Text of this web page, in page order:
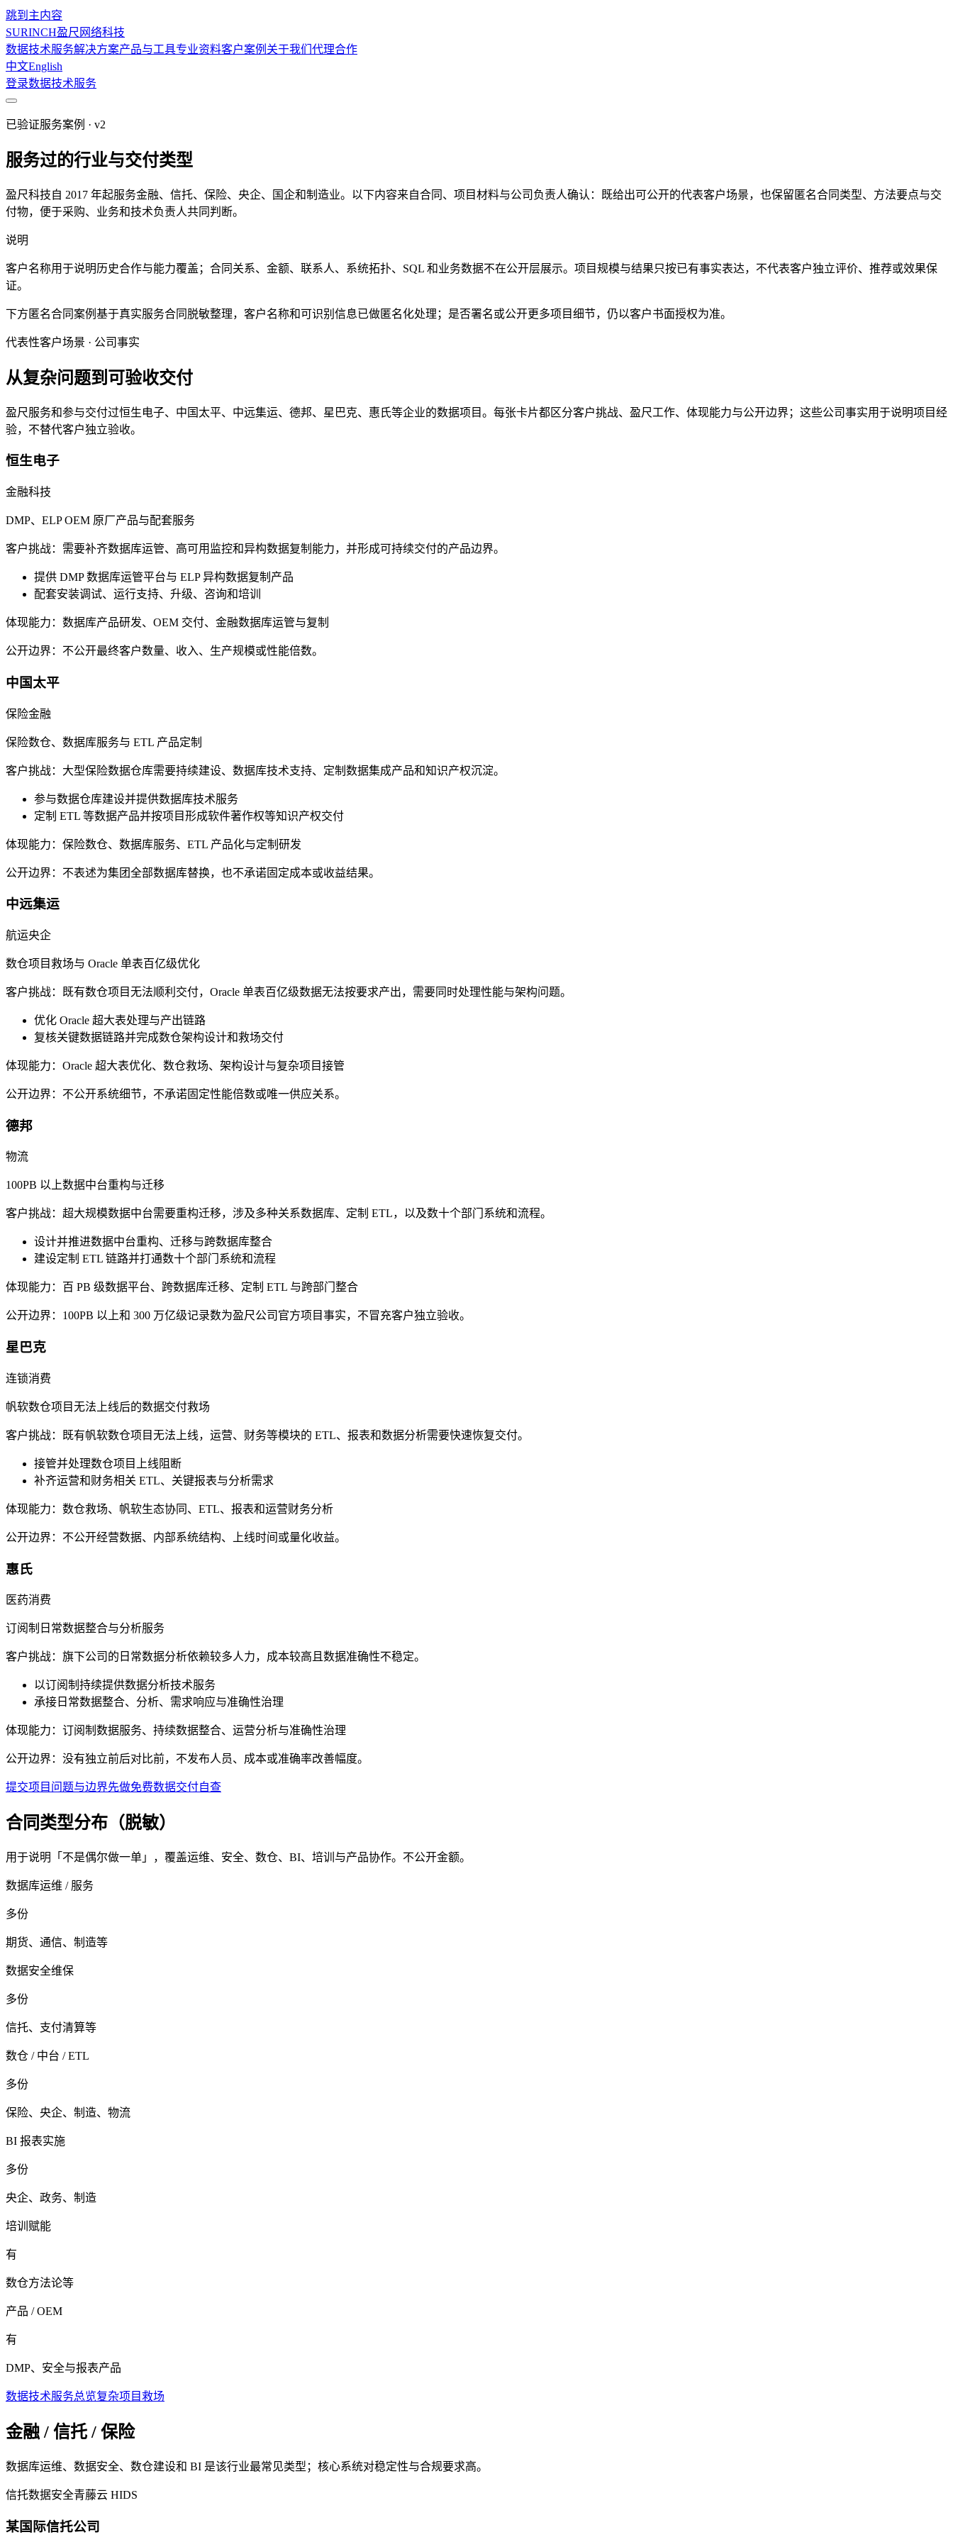
跳到主内容
SURINCH盈尺网络科技
数据技术服务解决方案产品与工具专业资料客户案例 关于我们 代理合作
中文English
登录数据技术服务
已验证服务案例 · v2
服务过的行业与交付类型
盈尺科技自 2017 年起服务金融、信托、保险、央企、国企和制造业。以下内容来自合同、项目材料与公司负责人确认：既给出可公开的代表客户场景，也保留匿名合同类型、方法要点与交
付物，便于采购、业务和技术负责人共同判断。
说明
客户名称用于说明历史合作与能力覆盖；合同关系、金额、联系人、系统拓扑、SQL 和业务数据不在公开层展示。项目规模与结果只按已有事实表达，不代表客户独立评价、推荐或效果保
证。
下方匿名合同案例基于真实服务合同脱敏整理，客户名称和可识别信息已做匿名化处理；是否署名或公开更多项目细节，仍以客户书面授权为准。
代表性客户场景 · 公司事实
从复杂问题到可验收交付
盈尺服务和参与交付过恒生电子、中国太平、中远集运、德邦、星巴克、惠氏等企业的数据项目。每张卡片都区分客户挑战、盈尺工作、体现能力与公开边界；这些公司事实用于说明项目经
验，不替代客户独立验收。
恒生电子
金融科技
DMP、ELP OEM 原厂产品与配套服务
客户挑战： 需要补齐数据库运管、高可用监控和异构数据复制能力，并形成可持续交付的产品边界。
提供 DMP 数据库运管平台与 ELP 异构数据复制产品
配套安装调试、运行支持、升级、咨询和培训
体现能力： 数据库产品研发、OEM 交付、金融数据库运管与复制
公开边界： 不公开最终客户数量、收入、生产规模或性能倍数。
中国太平
保险金融
保险数仓、数据库服务与 ETL 产品定制
客户挑战： 大型保险数据仓库需要持续建设、数据库技术支持、定制数据集成产品和知识产权沉淀。
参与数据仓库建设并提供数据库技术服务
定制 ETL 等数据产品并按项目形成软件著作权等知识产权交付
体现能力： 保险数仓、数据库服务、ETL 产品化与定制研发
公开边界： 不表述为集团全部数据库替换，也不承诺固定成本或收益结果。
中远集运
航运央企
数仓项目救场与 Oracle 单表百亿级优化
客户挑战： 既有数仓项目无法顺利交付，Oracle 单表百亿级数据无法按要求产出，需要同时处理性能与架构问题。
优化 Oracle 超大表处理与产出链路
复核关键数据链路并完成数仓架构设计和救场交付
体现能力： Oracle 超大表优化、数仓救场、架构设计与复杂项目接管
公开边界： 不公开系统细节，不承诺固定性能倍数或唯一供应关系。
德邦
物流
100PB 以上数据中台重构与迁移
客户挑战： 超大规模数据中台需要重构迁移，涉及多种关系数据库、定制 ETL，以及数十个部门系统和流程。
设计并推进数据中台重构、迁移与跨数据库整合
建设定制 ETL 链路并打通数十个部门系统和流程
体现能力： 百 PB 级数据平台、跨数据库迁移、定制 ETL 与跨部门整合
公开边界： 100PB 以上和 300 万亿级记录数为盈尺公司官方项目事实，不冒充客户独立验收。
星巴克
连锁消费
帆软数仓项目无法上线后的数据交付救场
客户挑战： 既有帆软数仓项目无法上线，运营、财务等模块的 ETL、报表和数据分析需要快速恢复交付。
接管并处理数仓项目上线阻断
补齐运营和财务相关 ETL、关键报表与分析需求
体现能力： 数仓救场、帆软生态协同、ETL、报表和运营财务分析
公开边界： 不公开经营数据、内部系统结构、上线时间或量化收益。
惠氏
医药消费
订阅制日常数据整合与分析服务
客户挑战： 旗下公司的日常数据分析依赖较多人力，成本较高且数据准确性不稳定。
以订阅制持续提供数据分析技术服务
承接日常数据整合、分析、需求响应与准确性治理
体现能力： 订阅制数据服务、持续数据整合、运营分析与准确性治理
公开边界： 没有独立前后对比前，不发布人员、成本或准确率改善幅度。
提交项目问题与边界先做免费数据交付自查
合同类型分布（脱敏）
用于说明「不是偶尔做一单」，覆盖运维、安全、数仓、BI、培训与产品协作。不公开金额。
数据库运维 / 服务
多份
期货、通信、制造等
数据安全维保
多份
信托、支付清算等
数仓 / 中台 / ETL
多份
保险、央企、制造、物流
BI 报表实施
多份
央企、政务、制造
培训赋能
有
数仓方法论等
产品 / OEM
有
DMP、安全与报表产品
数据技术服务总览复杂项目救场
金融 / 信托 / 保险
数据库运维、数据安全、数仓建设和 BI 是该行业最常见类型；核心系统对稳定性与合规要求高。
信托数据安全青藤云 HIDS
某国际信托公司